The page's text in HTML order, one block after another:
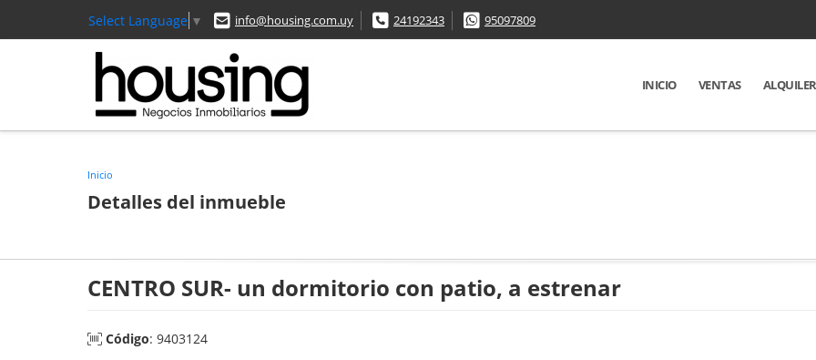
Select Language ▼ info@housing.com.uy 24192343 95097809
INICIO VENTAS ALQUILER
Inicio
Detalles del inmueble
CENTRO SUR- un dormitorio con patio, a estrenar
Código: 9403124